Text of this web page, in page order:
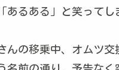
るある」と笑ってし
んの移乗中、オムツ